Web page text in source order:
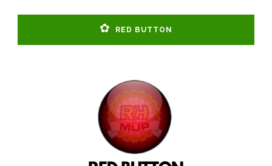
RED BUTTON